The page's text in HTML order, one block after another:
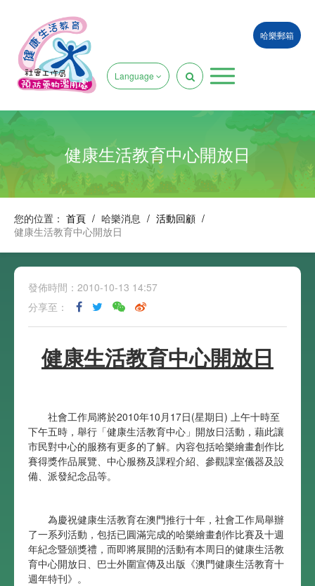
哈樂郵箱
Language
健康生活教育中心開放日
您的位置： 首頁 / 哈樂消息 / 活動回顧 /
健康生活教育中心開放日
發佈時間：2010-10-13 14:57
分享至：
健康生活教育中心開放日
社會工作局將於2010年10月17日(星期日) 上午十時至
下午五時，舉行「健康生活教育中心」開放日活動，藉此讓
市民對中心的服務有更多的了解。內容包括哈樂繪畫創作比
賽得獎作品展覽、中心服務及課程介紹、參觀課室儀器及設
備、派發紀念品等。
為慶祝健康生活教育在澳門推行十年，社會工作局舉辦
了一系列活動，包括已圓滿完成的哈樂繪畫創作比賽及十週
年紀念暨頒獎禮，而即將展開的活動有本周日的健康生活教
育中心開放日、巴士外圍宣傳及出版《澳門健康生活教育十
週年特刊》。